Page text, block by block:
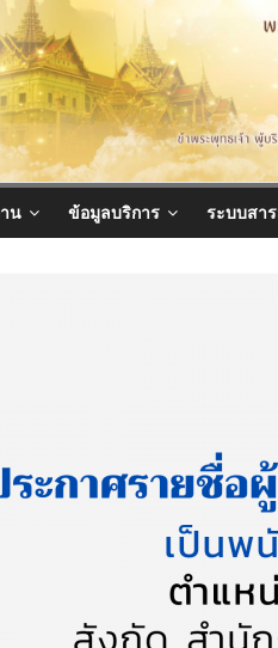
น ข้อมูลบริการ ระบบสา